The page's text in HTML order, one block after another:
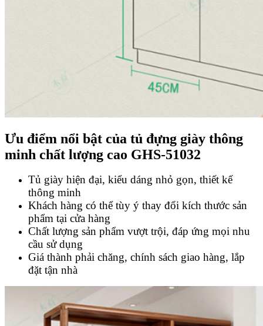
Ưu điểm nổi bật của tủ đựng giày thông
minh chất lượng cao GHS-51032
Tủ giày hiện đại, kiểu dáng nhỏ gọn, thiết kế
thông minh
Khách hàng có thể tùy ý thay đổi kích thước sản
phẩm tại cửa hàng
Chất lượng sản phẩm vượt trội, đáp ứng mọi nhu
cầu sử dụng
Giá thành phải chăng, chính sách giao hàng, lắp
đặt tận nhà